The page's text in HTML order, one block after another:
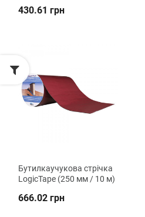
430.61 грн
Бутилкаучукова стрічка
LogicTape (250 мм / 10 м)
666.02 грн